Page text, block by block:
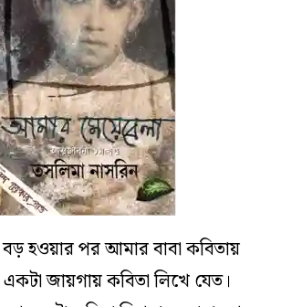
বড়হওয়ারপরআমারবাবাকবিতায়
একটাজায়গায়কবিতালিখেযেত।